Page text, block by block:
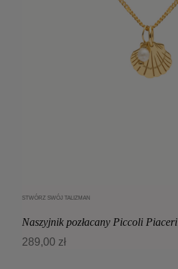
STWÓRZ SWÓJ TALIZMAN
Naszyjnik pozłacany Piccoli Piaceri
289,00 zł